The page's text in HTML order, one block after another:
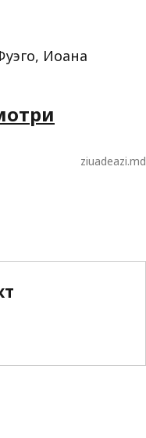
Иоана
ziuadeazi.md